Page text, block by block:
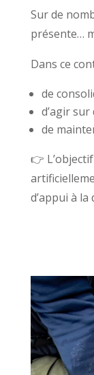
Sur de
présente…
Dans ce
de
d’agir
de
👉
d’appui à